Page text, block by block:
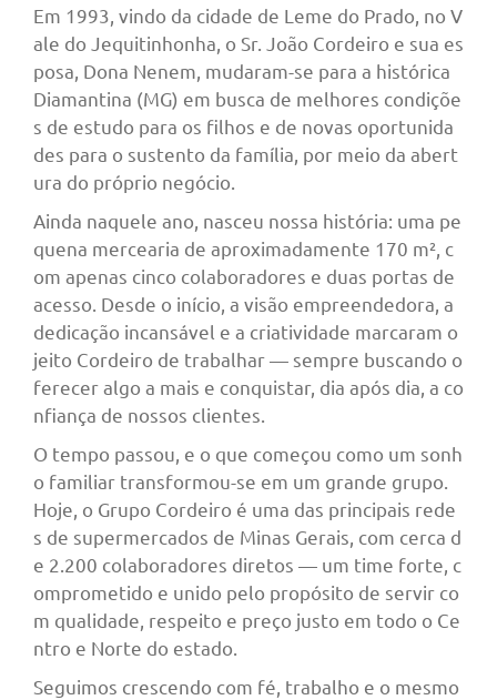
Em 1993, vindo da cidade de Leme do Prado, no V
ale do Jequitinhonha, o Sr. João Cordeiro e sua es
posa, Dona Nenem, mudaram-se para a histórica
Diamantina (MG) em busca de melhores condiçõe
s de estudo para os filhos e de novas oportunida
des para o sustento da família, por meio da abert
ura do próprio negócio.
Ainda naquele ano, nasceu nossa história: uma pe
quena mercearia de aproximadamente 170 m², c
om apenas cinco colaboradores e duas portas de
acesso. Desde o início, a visão empreendedora, a
dedicação incansável e a criatividade marcaram o
jeito Cordeiro de trabalhar — sempre buscando o
ferecer algo a mais e conquistar, dia após dia, a co
nfiança de nossos clientes.
O tempo passou, e o que começou como um sonh
o familiar transformou-se em um grande grupo.
Hoje, o Grupo Cordeiro é uma das principais rede
s de supermercados de Minas Gerais, com cerca d
e 2.200 colaboradores diretos — um time forte, c
omprometido e unido pelo propósito de servir co
m qualidade, respeito e preço justo em todo o Ce
ntro e Norte do estado.
Seguimos crescendo com fé, trabalho e o mesmo